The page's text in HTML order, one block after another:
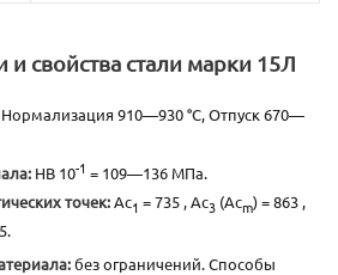
и свойства стали марки 15Л
Нормализация 910—930 °C, Отпуск 670—
HB 10-1 = 109—136 МПа.
точек:Ac1 = 735 , Ac3 (Acm) = 863 ,
без ограничений. Способы